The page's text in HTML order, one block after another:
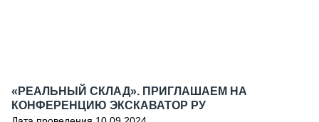
«РЕАЛЬНЫЙ СКЛАД». ПРИГЛАШАЕМ НА
КОНФЕРЕНЦИЮ ЭКСКАВАТОР РУ